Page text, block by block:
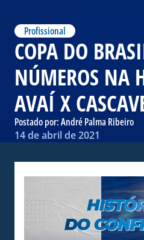
Profissional
COPA DO
NÚMEROS NA
AVAÍ X
Postado por:André Palma Ribeiro
14 de abril de 2021